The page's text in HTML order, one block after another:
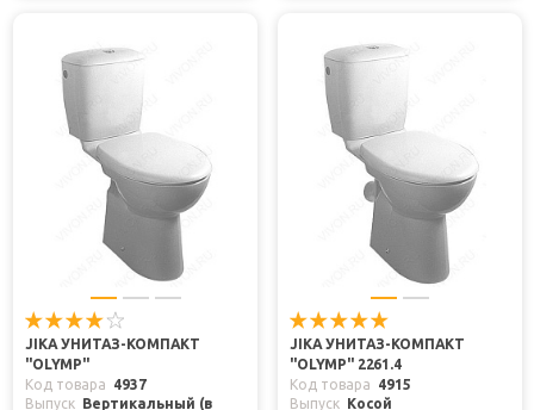
JIKA УНИТАЗ-КОМПАКТ
"OLYMP"
Код товара
4937
Выпуск Вертикальный (в
JIKA УНИТАЗ-КОМПАКТ
"OLYMP" 2261.4
Код товара
4915
Выпуск Косой